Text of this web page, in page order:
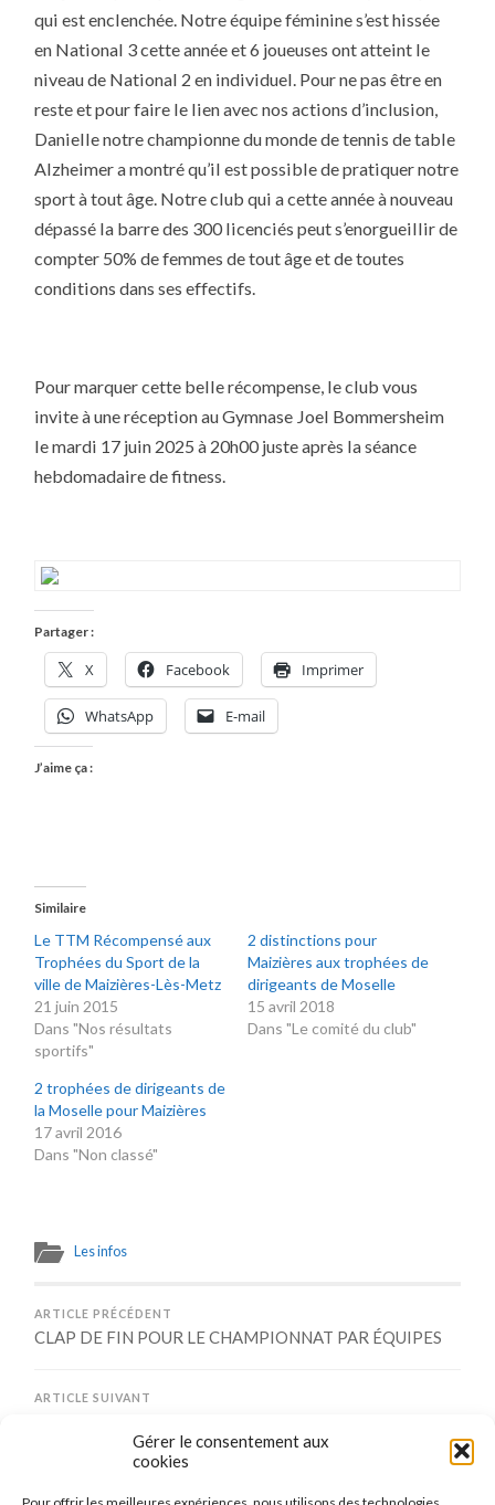
Gérer le consentement aux
cookies
qui est enclenchée. Notre équipe féminine s’est hissée
en National 3 cette année et 6 joueuses ont atteint le
niveau de National 2 en individuel. Pour ne pas être en
reste et pour faire le lien avec nos actions d’inclusion,
Danielle notre championne du monde de tennis de table
Alzheimer a montré qu’il est possible de pratiquer notre
sport à tout âge. Notre club qui a cette année à nouveau
dépassé la barre des 300 licenciés peut s’enorgueillir de
compter 50% de femmes de tout âge et de toutes
conditions dans ses effectifs.
Pour marquer cette belle récompense, le club vous
invite à une réception au Gymnase Joel Bommersheim
le mardi 17 juin 2025 à 20h00 juste après la séance
hebdomadaire de fitness.
Partager :
X Facebook Imprimer
WhatsApp E-mail
J’aime ça :
Similaire
Le TTM Récompensé aux
Trophées du Sport de la
ville de Maizières-Lès-Metz
21 juin 2015
Dans "Nos résultats
sportifs"
2 distinctions pour
Maizières aux trophées de
dirigeants de Moselle
15 avril 2018
Dans "Le comité du club"
2 trophées de dirigeants de
la Moselle pour Maizières
17 avril 2016
Dans "Non classé"
Les infos
ARTICLE PRÉCÉDENT
CLAP DE FIN POUR LE CHAMPIONNAT PAR ÉQUIPES
ARTICLE SUIVANT